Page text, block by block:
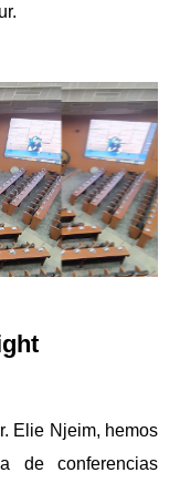
Elie Njeim, hemos
de conferencias